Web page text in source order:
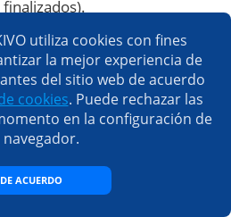
y asistencia no ha
ha caducado, el producto
limitado o en modo de
anula (tiene prioridad
mientras el mantenimiento y
utiliza cookies con fines
la mejor experiencia de
del sitio web de acuerdo
cookies. Puede rechazar las
en la configuración de
navegador.
DE ACUERDO